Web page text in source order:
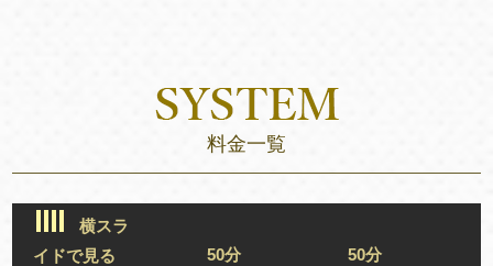
料金一覧
横スラ
イドで見る
50分 50分